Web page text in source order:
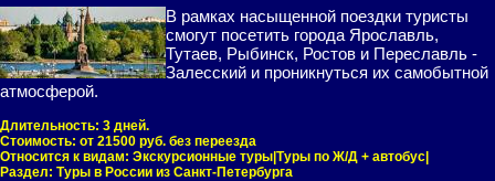
В рамках насыщенной поездки туристы
смогут посетить города Ярославль,
Тутаев, Рыбинск, Ростов и Переславль -
Залесский и проникнуться их самобытной
атмосферой.
Длительность: 3 дней.
Стоимость: от 21500 руб. без переезда
Относится к видам: Экскурсионные туры|Туры по Ж/Д + автобус|
Раздел: Туры в России из Санкт-Петербурга